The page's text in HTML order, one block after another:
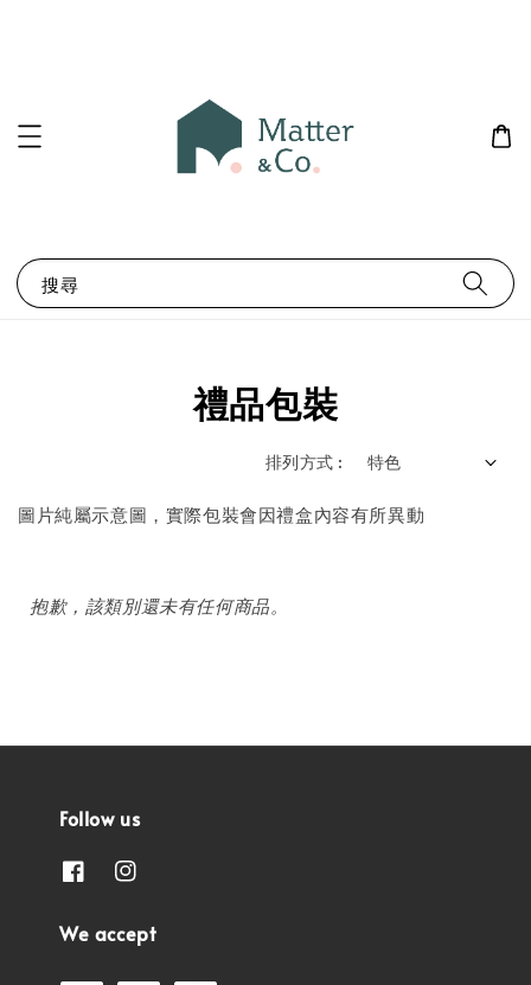
搜尋
禮品包裝
排列方式 :
圖片純屬示意圖，實際包裝會因禮盒內容有所異動
抱歉，該類別還未有任何商品。
Follow us
We accept